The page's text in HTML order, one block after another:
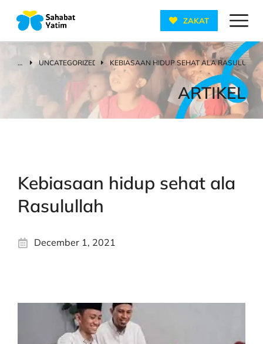
ZAKAT
You are here:
UNCATEGORIZED KEBIASAAN HIDUP SEHAT ALA
ARTIKEL
Kebiasaan hidup sehat ala
Rasulullah
December 1, 2021